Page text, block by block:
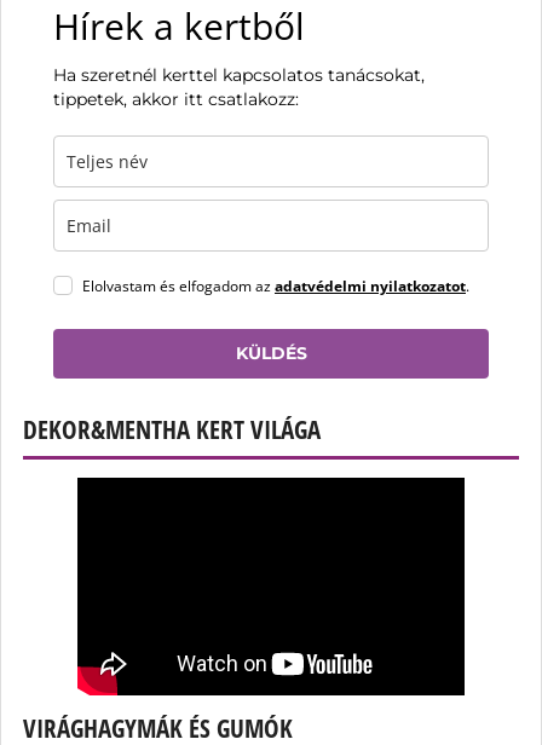
Hírek a kertből
Ha szeretnél kerttel kapcsolatos tanácsokat,
tippetek, akkor itt csatlakozz:
Elolvastam és elfogadom azadatvédelmi nyilatkozatot.
KÜLDÉS
DEKOR&MENTHA KERT VILÁGA
VIRÁGHAGYMÁK ÉS GUMÓK